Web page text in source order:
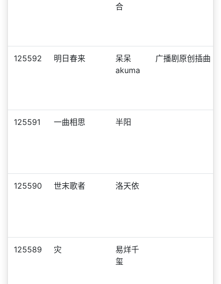
合
125592 明日春来
呆呆
akuma
广播剧原创插曲
125591 一曲相思 半阳
125590 世末歌者 洛天依
125589 灾
易烊千
玺